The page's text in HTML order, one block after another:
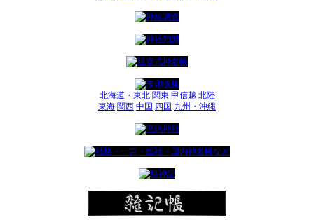
北海道・東北 関東 甲信越 北陸
東海 関西 中国 四国 九州・沖縄